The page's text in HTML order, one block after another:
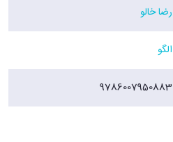
رضا خالو
الگو
9786007950883